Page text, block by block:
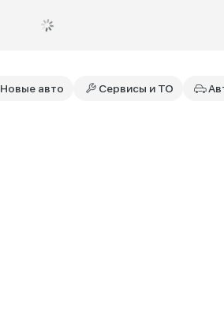
Новые авто Сервисы и ТО